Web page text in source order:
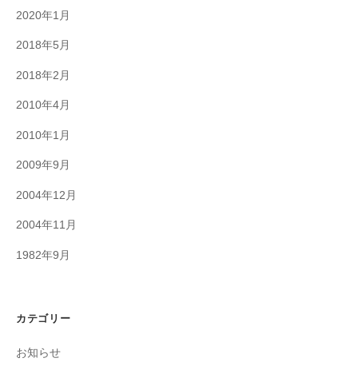
2020年1月
2018年5月
2018年2月
2010年4月
2010年1月
2009年9月
2004年12月
2004年11月
1982年9月
カテゴリー
お知らせ